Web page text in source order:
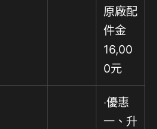
原廠配
件金
16,00
0元
‧優惠
一、升